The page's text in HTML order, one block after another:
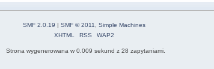
SMF 2.0.19 | SMF © 2011
Simple Machines
XHTML
RSS WAP2
Strona wygenerowana w 0.009 sekund z 28 zapytaniami.